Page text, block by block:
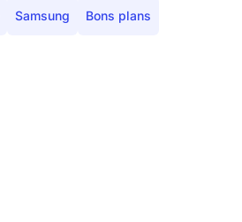
Samsung Bons plans